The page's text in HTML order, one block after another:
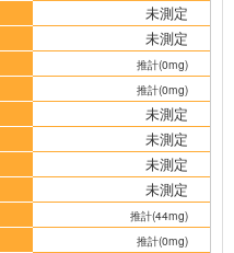
未測定
未測定
推計(0mg)
推計(0mg)
未測定
未測定
未測定
未測定
推計(44mg)
推計(0mg)